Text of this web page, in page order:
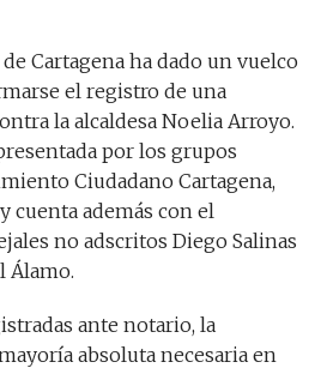
Cartagenaha dado un vuelco
el registro de una
la alcaldesa Noelia Arroyo.
por los grupos
Ciudadano Cartagena,
cuenta además con el
no adscritos Diego Salinas
Álamo.
ante notario, la
absoluta necesaria en